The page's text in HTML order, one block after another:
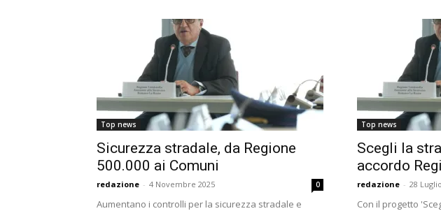
Top news
Sicurezza stradale, da Regione
500.000 ai Comuni
redazione - 4 Novembre 2025 0
Aumentano i controlli per la sicurezza stradale e
Top news
Scegli la
accordo
redazione - 28
Con il progetto